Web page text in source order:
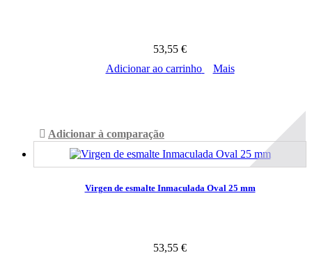
53,55 €
Adicionar ao carrinho
Mais
Adicionar à comparação
Virgen de esmalte Inmaculada Oval 25 mm
53,55 €